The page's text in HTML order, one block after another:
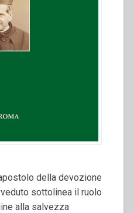
della devozione
sottolinea il ruolo
alla salvezza